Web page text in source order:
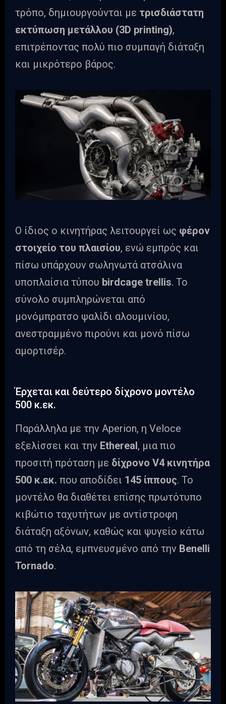
τρόπο, δημιουργούνται με τρισδιάστατη
εκτύπωση μετάλλου (3D printing),
επιτρέποντας πολύ πιο συμπαγή διάταξη
και μικρότερο βάρος.
Ο ίδιος ο κινητήρας λειτουργεί ως φέρον
στοιχείο του πλαισίου, ενώ εμπρός και
πίσω υπάρχουν σωληνωτά ατσάλινα
υποπλαίσια τύπου birdcage trellis. Το
σύνολο συμπληρώνεται από
μονόμπρατσο ψαλίδι αλουμινίου,
ανεστραμμένο πιρούνι και μονό πίσω
αμορτισέρ.
Έρχεται και δεύτερο δίχρονο μοντέλο
500 κ.εκ.
Παράλληλα με την Aperion, η Veloce
εξελίσσει και την Ethereal, μια πιο
προσιτή πρόταση με δίχρονο V4 κινητήρα
500 κ.εκ. που αποδίδει 145 ίππους. Το
μοντέλο θα διαθέτει επίσης πρωτότυπο
κιβώτιο ταχυτήτων με αντίστροφη
διάταξη αξόνων, καθώς και ψυγείο κάτω
από τη σέλα, εμπνευσμένο από την Benelli
Tornado.